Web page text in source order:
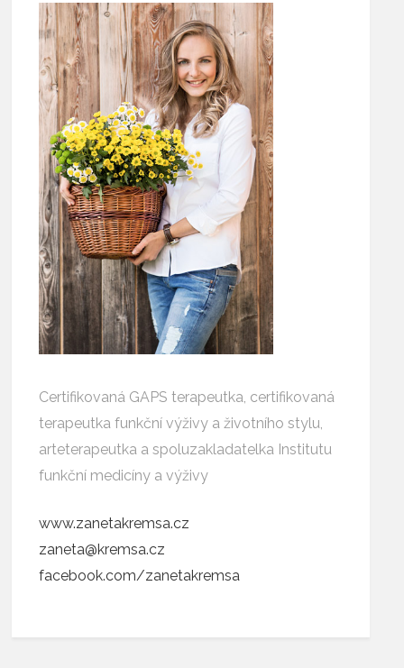
Certifikovaná GAPS terapeutka, certifikovaná
terapeutka funkční výživy a životního stylu,
arteterapeutka a spoluzakladatelka Institutu
funkční medicíny a výživy
www.zanetakremsa.cz
zaneta@kremsa.cz
facebook.com/zanetakremsa